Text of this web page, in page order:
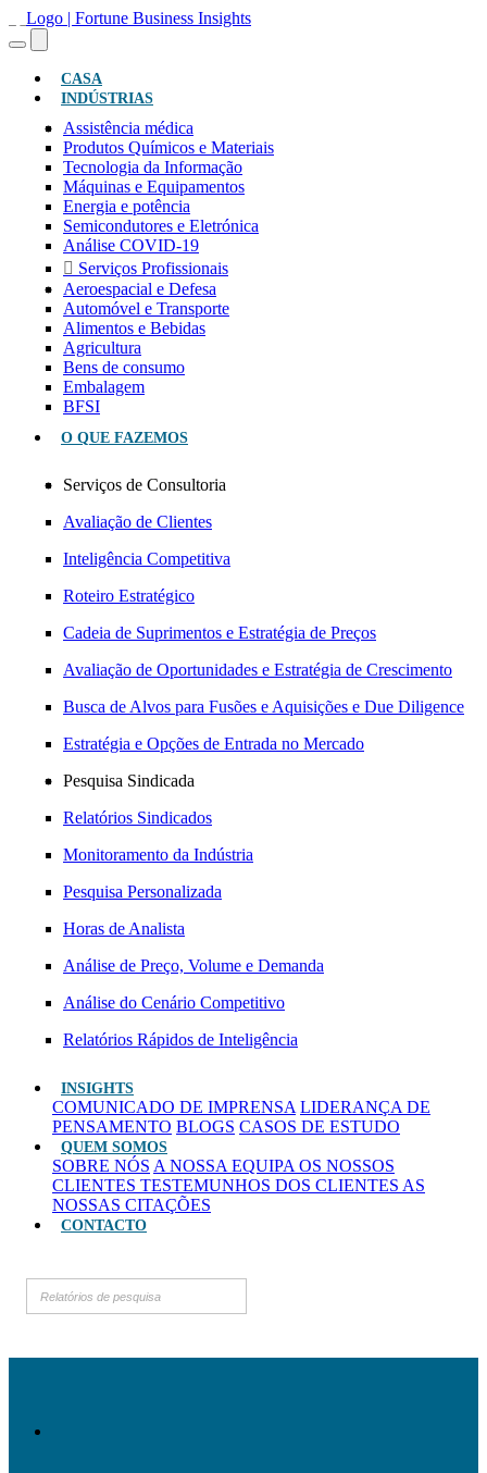
CASA
INDÚSTRIAS
Assistência médica
Produtos Químicos e Materiais
Tecnologia da Informação
Máquinas e Equipamentos
Energia e potência
Semicondutores e Eletrónica
Análise COVID-19
Serviços Profissionais
Aeroespacial e Defesa
Automóvel e Transporte
Alimentos e Bebidas
Agricultura
Bens de consumo
Embalagem
BFSI
O QUE FAZEMOS
Serviços de Consultoria
Avaliação de Clientes
Inteligência Competitiva
Roteiro Estratégico
Cadeia de Suprimentos e Estratégia de Preços
Avaliação de Oportunidades e Estratégia de Crescimento
Busca de Alvos para Fusões e Aquisições e Due Diligence
Estratégia e Opções de Entrada no Mercado
Pesquisa Sindicada
Relatórios Sindicados
Monitoramento da Indústria
Pesquisa Personalizada
Horas de Analista
Análise de Preço, Volume e Demanda
Análise do Cenário Competitivo
Relatórios Rápidos de Inteligência
INSIGHTS
COMUNICADO DE IMPRENSA LIDERANÇA DE
PENSAMENTO BLOGS CASOS DE ESTUDO
QUEM SOMOS
SOBRE NÓS A NOSSA EQUIPA OS NOSSOS
CLIENTES TESTEMUNHOS DOS CLIENTES AS
NOSSAS CITAÇÕES
CONTACTO